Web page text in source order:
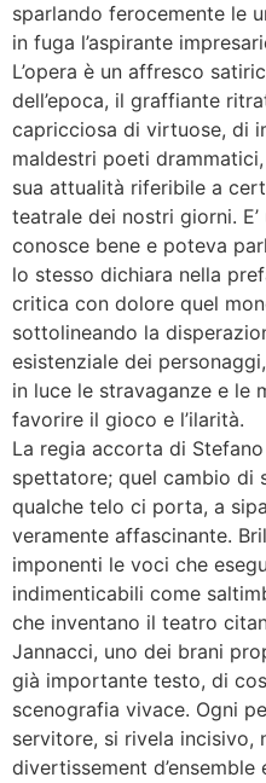
sparlando ferocemente le
in fuga l’aspirante
L’opera è un affresco
dell’epoca, il graffiante
capricciosa di virtuose, di
maldestri poeti
sua attualità riferibile a
teatrale dei nostri giorni.
conosce bene e poteva
lo stesso dichiara nella
critica con dolore quel
sottolineando la
esistenziale dei
in luce le stravaganze e le
favorire il gioco e l’ilarità.
La regia accorta di
spettatore; quel cambio di
qualche telo ci porta, a
veramente affascinante.
imponenti le voci che
indimenticabili come
che inventano il teatro
Jannacci, uno dei brani
già importante testo, di
scenografia vivace. Ogni
servitore, si rivela incisivo,
divertissement